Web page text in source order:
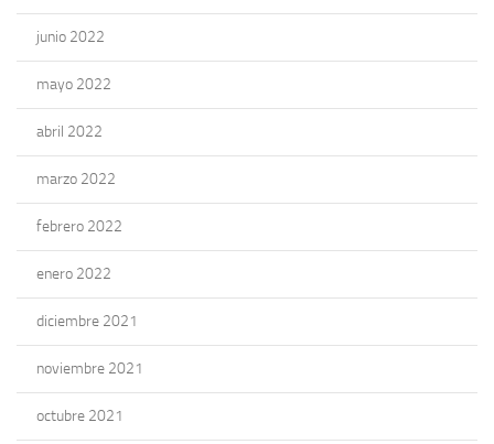
junio 2022
mayo 2022
abril 2022
marzo 2022
febrero 2022
enero 2022
diciembre 2021
noviembre 2021
octubre 2021